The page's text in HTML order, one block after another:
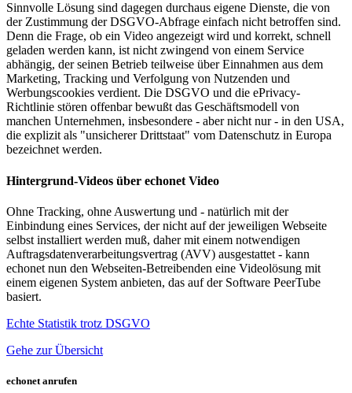
Sinnvolle Lösung sind dagegen durchaus eigene Dienste, die von
der Zustimmung der DSGVO-Abfrage einfach nicht betroffen sind.
Denn die Frage, ob ein Video angezeigt wird und korrekt, schnell
geladen werden kann, ist nicht zwingend von einem Service
abhängig, der seinen Betrieb teilweise über Einnahmen aus dem
Marketing, Tracking und Verfolgung von Nutzenden und
Werbungscookies verdient. Die DSGVO und die ePrivacy-
Richtlinie stören offenbar bewußt das Geschäftsmodell von
manchen Unternehmen, insbesondere - aber nicht nur - in den USA,
die explizit als "unsicherer Drittstaat" vom Datenschutz in Europa
bezeichnet werden.
Hintergrund-Videos über echonet Video
Ohne Tracking, ohne Auswertung und - natürlich mit der
Einbindung eines Services, der nicht auf der jeweiligen Webseite
selbst installiert werden muß, daher mit einem notwendigen
Auftragsdatenverarbeitungsvertrag (AVV) ausgestattet - kann
echonet nun den Webseiten-Betreibenden eine Videolösung mit
einem eigenen System anbieten, das auf der Software PeerTube
basiert.
Echte Statistik trotz DSGVO
Gehe zur Übersicht
echonet anrufen